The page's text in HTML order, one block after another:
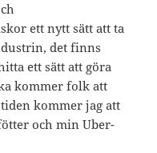
ett nytt sätt att ta
det finns
ett sätt att göra
kommer folk att
kommer jag att
och min Uber-